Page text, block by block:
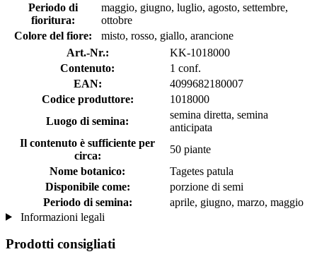
Periodo di
fioritura:
maggio, giugno, luglio, agosto, settembre,
ottobre
Colore del fiore:
misto, rosso, giallo, arancione
Art.-Nr.:
KK-1018000
Contenuto:
1 conf.
EAN:
4099682180007
Codice produttore:
1018000
Luogo di semina:
semina diretta, semina
anticipata
Il contenuto è sufficiente per
circa:
50 piante
Nome botanico:
Tagetes patula
Disponibile come:
porzione di semi
Periodo di semina:
aprile, giugno, marzo, maggio
Informazioni legali
Prodotti consigliati